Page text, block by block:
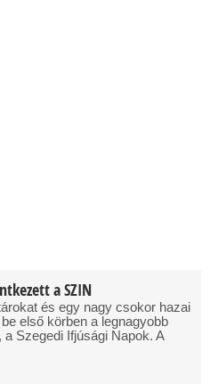
a SZIN
és egy nagy csokor hazai
első körben a legnagyobb
a Szegedi Ifjúsági Napok. A